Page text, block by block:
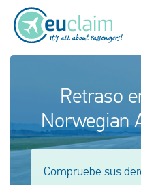
Vuelo cancelado
Vuelo retrasado
Conexión perdida
Retraso
Norwegian
Compruebe sus